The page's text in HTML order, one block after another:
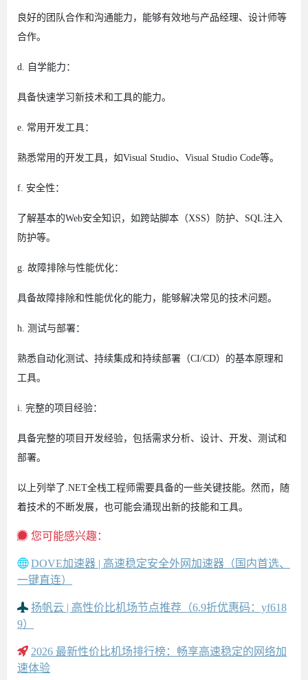
良好的团队合作和沟通能力，能够有效地与产品经理、设计师等
合作。
d. 自学能力：
具备快速学习新技术和工具的能力。
e. 常用开发工具：
熟悉常用的开发工具，如Visual Studio、Visual Studio Code等。
f. 安全性：
了解基本的Web安全知识，如跨站脚本（XSS）防护、SQL注入
防护等。
g. 故障排除与性能优化：
具备故障排除和性能优化的能力，能够解决常见的技术问题。
h. 测试与部署：
熟悉自动化测试、持续集成和持续部署（CI/CD）的基本原理和
工具。
i. 完整的项目经验：
具备完整的项目开发经验，包括需求分析、设计、开发、测试和
部署。
以上列举了.NET全栈工程师需要具备的一些关键技能。然而，随
着技术的不断发展，也可能会涌现出新的技能和工具。
您可能感兴趣：
DOVE加速器 | 高速稳定安全外网加速器（国内首选、
一键直连）
扬帆云 | 高性价比机场节点推荐（6.9折优惠码：yf618
9）
2026 最新性价比机场排行榜：畅享高速稳定的网络加
速体验